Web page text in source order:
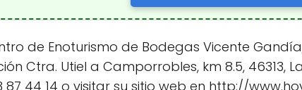
de Enoturismo de Bodegas Vicente
Ctra. Utiel a Camporrobles, km 8.5, 46313,
44 14 o visitar su sitio web en http://